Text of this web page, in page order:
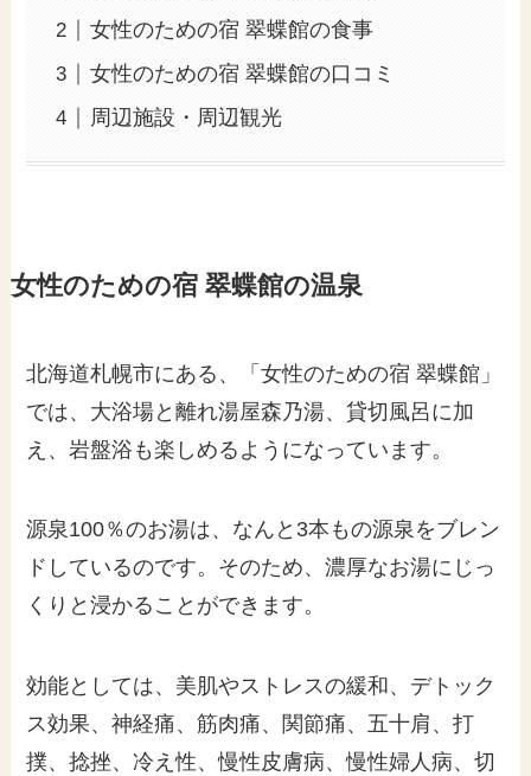
女性のための宿 翠蝶館の食事
女性のための宿 翠蝶館の口コミ
周辺施設・周辺観光
女性のための宿 翠蝶館の温泉
北海道札幌市にある、「女性のための宿 翠蝶館」
では、大浴場と離れ湯屋森乃湯、貸切風呂に加
え、岩盤浴も楽しめるようになっています。
源泉100％のお湯は、なんと3本もの源泉をブレン
ドしているのです。そのため、濃厚なお湯にじっ
くりと浸かることができます。
効能としては、美肌やストレスの緩和、デトック
ス効果、神経痛、筋肉痛、関節痛、五十肩、打
撲、捻挫、冷え性、慢性皮膚病、慢性婦人病、切